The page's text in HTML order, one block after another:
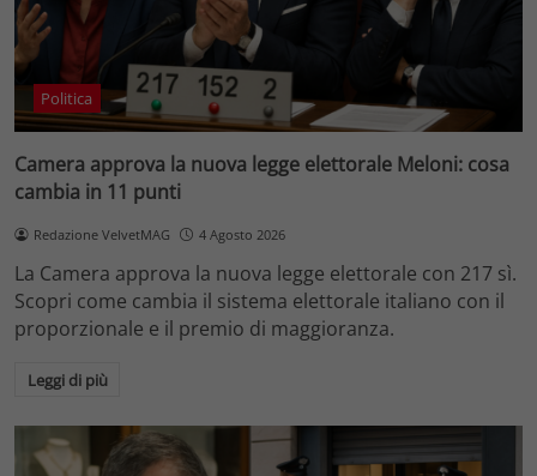
Politica
Camera approva la nuova legge elettorale Meloni: cosa
cambia in 11 punti
Redazione VelvetMAG 4 Agosto 2026
La Camera approva la nuova legge elettorale con 217 sì.
Scopri come cambia il sistema elettorale italiano con il
proporzionale e il premio di maggioranza.
Leggi di più